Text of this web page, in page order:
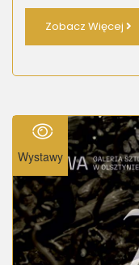
Zobacz Więcej
Wystawy